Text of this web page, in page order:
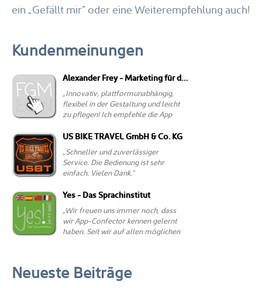
ein „Gefällt mir“ oder eine Weiterempfehlung auch!
Kundenmeinungen
Neueste Beiträge